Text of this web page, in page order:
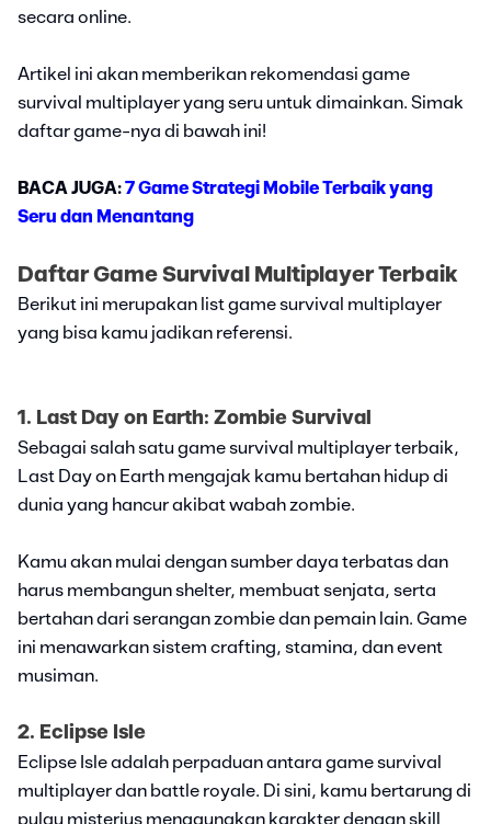
secara online.
Artikel ini akan memberikan rekomendasi game
survival multiplayer yang seru untuk dimainkan. Simak
daftar game-nya di bawah ini!
BACA JUGA:7 Game Strategi Mobile Terbaik yang
Seru dan Menantang
Daftar Game Survival Multiplayer Terbaik
Berikut ini merupakan list game survival multiplayer
yang bisa kamu jadikan referensi.
1. Last Day on Earth: Zombie Survival
Sebagai salah satu game survival multiplayer terbaik,
Last Day on Earth mengajak kamu bertahan hidup di
dunia yang hancur akibat wabah zombie.
Kamu akan mulai dengan sumber daya terbatas dan
harus membangun shelter, membuat senjata, serta
bertahan dari serangan zombie dan pemain lain. Game
ini menawarkan sistem crafting, stamina, dan event
musiman.
2. Eclipse Isle
Eclipse Isle adalah perpaduan antara game survival
multiplayer dan battle royale. Di sini, kamu bertarung di
pulau misterius menggunakan karakter dengan skill